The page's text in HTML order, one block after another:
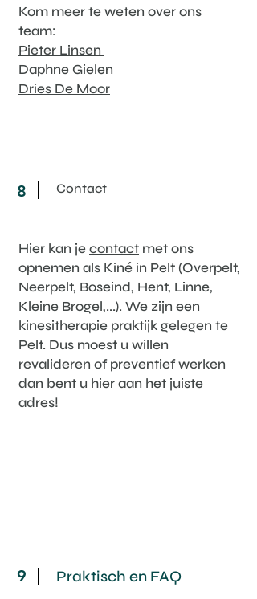
Kom meer te weten over ons
team:
Pieter Linsen
Daphne Gielen
Dries De Moor
8 Contact
Hier kan jecontact met ons
opnemen als Kiné in Pelt (Overpelt,
Neerpelt, Boseind, Hent, Linne,
Kleine Brogel,...). We zijn een
kinesitherapie praktijk gelegen te
Pelt. Dus moest u willen
revalideren of preventief werken
dan bent u hier aan het juiste
adres!
9 Praktisch en FAQ